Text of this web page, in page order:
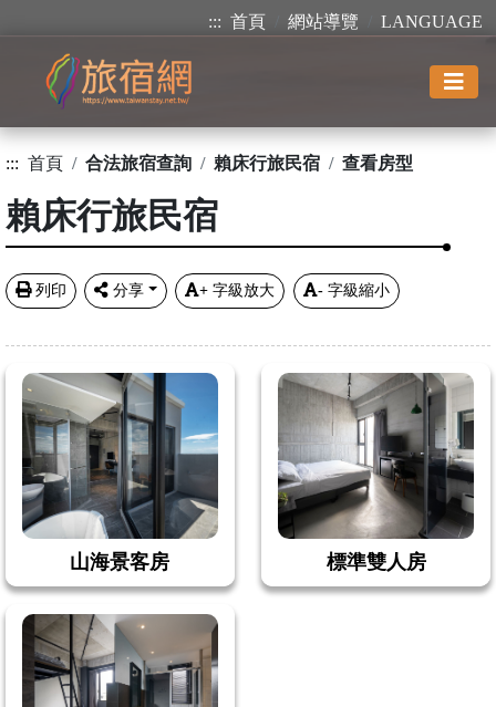
::: 首頁 網站導覽 LANGUAGE
::: 首頁 合法旅宿查詢 賴床行旅民宿 查看房型
賴床行旅民宿
列印 分享 + 字級放大 - 字級縮小
山海景客房 標準雙人房